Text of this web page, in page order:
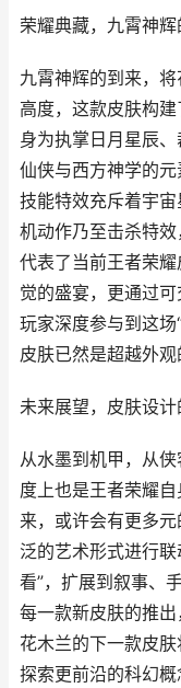
荣耀典藏，九霄神
九霄神辉的到来，
高度，这款皮肤构
身为执掌日月星辰
仙侠与西方神学的元
技能特效充斥着宇
机动作乃至击杀特
代表了当前王者荣
觉的盛宴，更通过
玩家深度参与到这
皮肤已然是超越外观
未来展望，皮肤设
从水墨到机甲，从
度上也是王者荣耀
来，或许会有更多
泛的艺术形式进行
看”，扩展到叙事、
每一款新皮肤的推出
花木兰的下一款皮
探索更前沿的科幻概